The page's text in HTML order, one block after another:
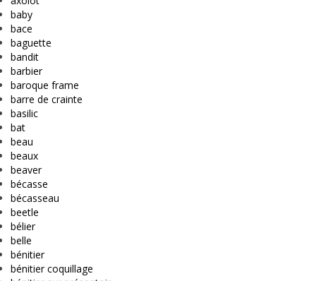
baby
bace
baguette
bandit
barbier
baroque frame
barre de crainte
basilic
bat
beau
beaux
beaver
bécasse
bécasseau
beetle
bélier
belle
bénitier
bénitier coquillage